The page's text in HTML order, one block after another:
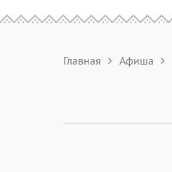
Главная Афиша